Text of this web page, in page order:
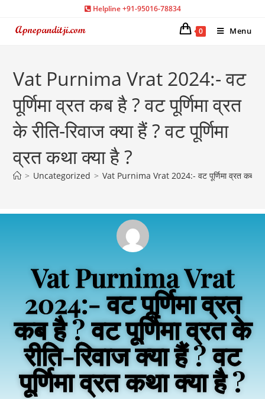
Helpline +91-95016-78834
0 Menu
Vat Purnima Vrat 2024:- वट
पूर्णिमा व्रत कब है ? वट पूर्णिमा व्रत
के रीति-रिवाज क्या हैं ? वट पूर्णिमा
व्रत कथा क्या है ?
> Uncategorized > Vat Purnima Vrat 2024:- वट पूर्णिमा व्रत कब है ?
Vat Purnima Vrat
2024:- वट पूर्णिमा व्रत
कब है ? वट पूर्णिमा व्रत के
रीति-रिवाज क्या हैं ? वट
पूर्णिमा व्रत कथा क्या है ?